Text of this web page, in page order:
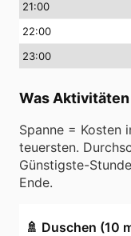
21:00
22:00
23:00
Was
Spanne = Kosten
teuersten.
Günstigste-
Ende.
🚿 Duschen (10